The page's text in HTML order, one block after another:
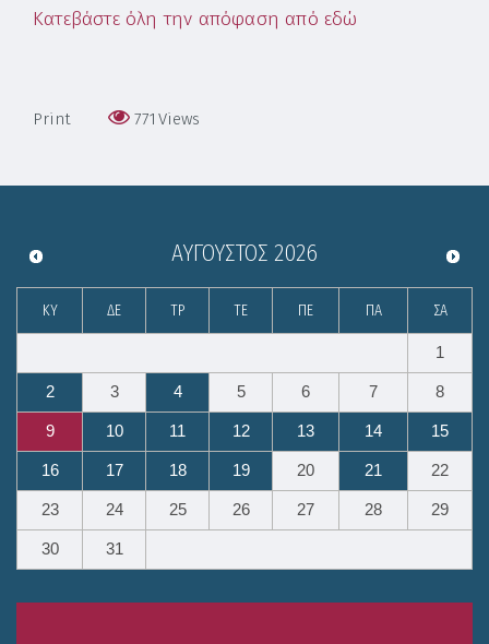
Κατεβάστε όλη την απόφαση από εδώ
Print 771 Views
ΑΎΓΟΥΣΤΟΣ 2026
ΚΥ ΔΕ ΤΡ ΤΕ ΠΕ ΠΑ ΣΑ
1
2 3 4 5 6 7 8
9 10 11 12 13 14 15
16 17 18 19 20 21 22
23 24 25 26 27 28 29
30 31